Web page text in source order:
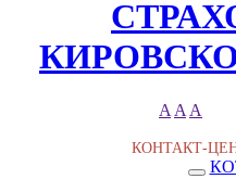
A A A
КОНТАКТ-